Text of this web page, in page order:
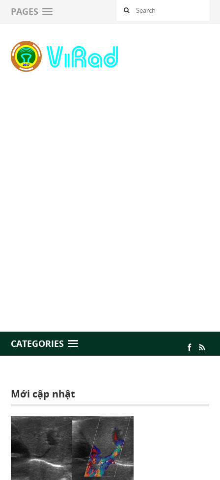
PAGES
CATEGORIES
Mới cập nhật